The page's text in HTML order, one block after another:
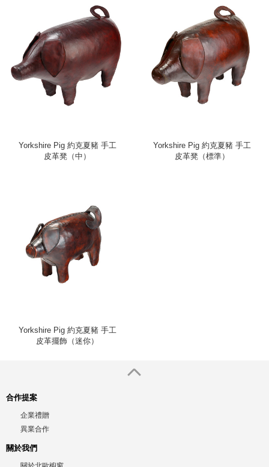
Yorkshire Pig 約克夏豬 手工
皮革凳（中）
Yorkshire Pig 約克夏豬 手工
皮革凳（標準）
Yorkshire Pig 約克夏豬 手工
皮革擺飾（迷你）
合作提案
企業禮贈
異業合作
關於我們